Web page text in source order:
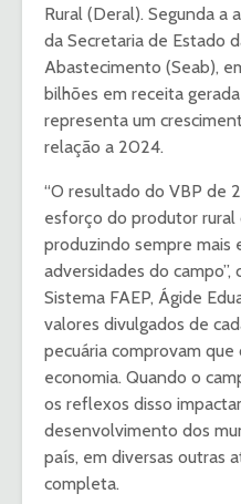
Rural (Deral). Segunda a
da Secretaria de Estado
Abastecimento (Seab),
bilhões em receita
representa um
relação a 2024.
“O resultado do VBP de
esforço do produtor rural
produzindo sempre mais
adversidades do
Sistema FAEP, Ágide
valores divulgados de
pecuária comprovam
economia. Quando o
os reflexos disso
desenvolvimento dos
país, em diversas outras
completa.